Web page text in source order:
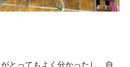
とってもよく分かったし、自